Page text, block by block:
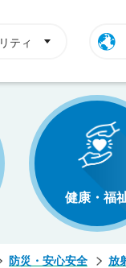
ティ
健康・福
防災・安心安全 放